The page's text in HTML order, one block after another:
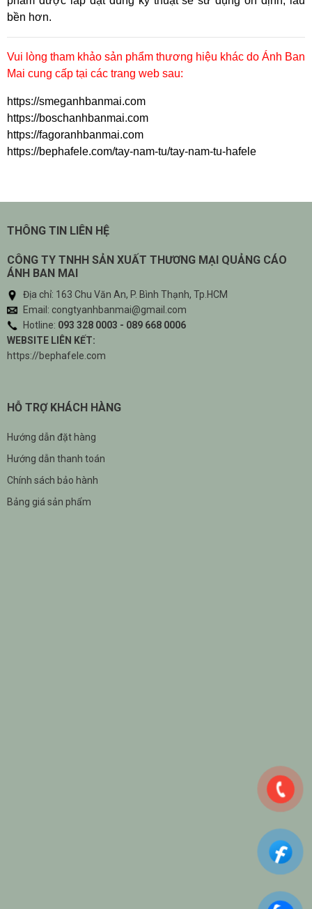
bền hơn.
Vui lòng tham khảo sản phẩm thương hiệu khác do Ánh Ban
Mai cung cấp tại các trang web sau:
https://smeganhbanmai.com
https://boschanhbanmai.com
https://fagoranhbanmai.com
https://bephafele.com/tay-nam-tu/tay-nam-tu-hafele
THÔNG TIN LIÊN HỆ
CÔNG TY TNHH SẢN XUẤT THƯƠNG MẠI QUẢNG CÁO
ÁNH BAN MAI
Địa chỉ: 163 Chu Văn An, P. Bình Thạnh, Tp.HCM
Email: congtyanhbanmai@gmail.com
Hotline: 093 328 0003 - 089 668 0006
WEBSITE LIÊN KẾT:
https://bephafele.com
HỖ TRỢ KHÁCH HÀNG
Hướng dẫn đặt hàng
Hướng dẫn thanh toán
Chính sách bảo hành
Bảng giá sản phẩm